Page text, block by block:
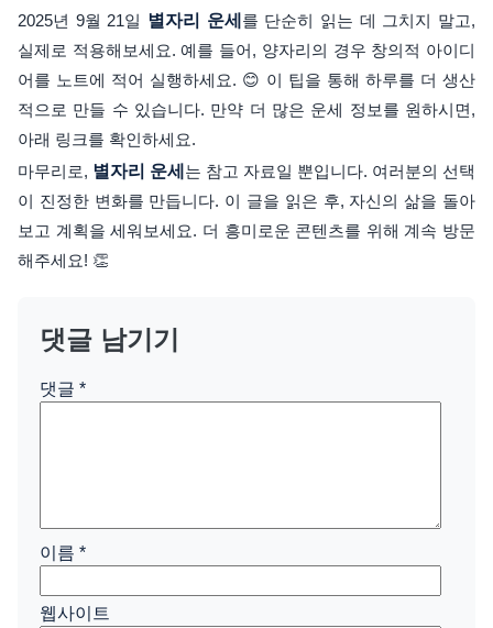
2025년 9월 21일 별자리 운세 를 단순히 읽는 데 그치지 말고,
실제로 적용해보세요. 예를 들어, 양자리의 경우 창의적 아이디
어를 노트에 적어 실행하세요. 😊 이 팁을 통해 하루를 더 생산
적으로 만들 수 있습니다. 만약 더 많은 운세 정보를 원하시면,
아래 링크를 확인하세요.
마무리로, 별자리 운세 는 참고 자료일 뿐입니다. 여러분의 선택
이 진정한 변화를 만듭니다. 이 글을 읽은 후, 자신의 삶을 돌아
보고 계획을 세워보세요. 더 흥미로운 콘텐츠를 위해 계속 방문
해주세요! 👏
댓글 남기기
댓글 *
이름 *
웹사이트